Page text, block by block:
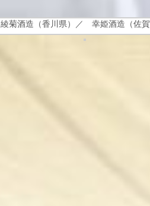
綾菊酒造（香川県）／ 幸姫酒造（佐